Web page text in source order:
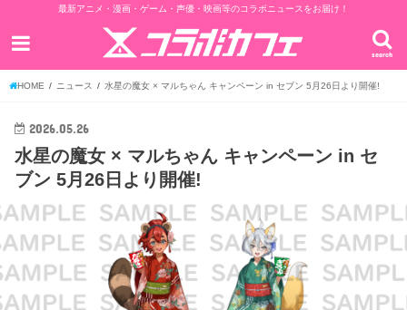
最新アニメ・漫画・ゲーム・声優・映画等のコラボニュースをお届け！
search
HOME ニュース 水星の魔女 × マルちゃん キャンペーン in セブン 5月26日より開催!
2026.05.26
水星の魔女 × マルちゃん キャンペーン in セ
ブン 5月26日より開催!